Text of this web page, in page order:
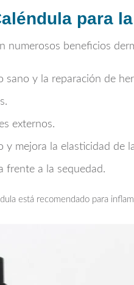
para
numerosos beneficios
y la reparación de
externos.
y mejora la elasticidad de
frente a la sequedad.
está recomendado para